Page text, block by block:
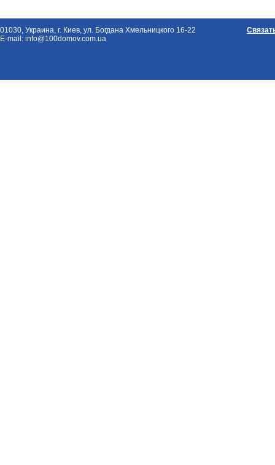
01030, Украина, г. Киев, ул. Богдана Хмельницкого 16-22
E-mail: info@100domov.com.ua